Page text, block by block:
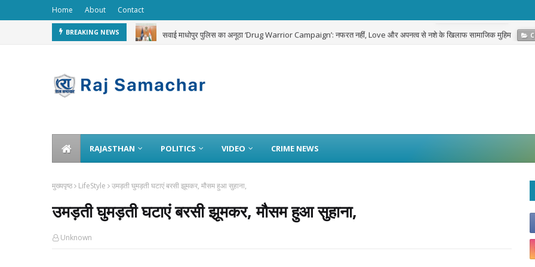
Home About Contact
BREAKING NEWS सवाई माधोपुर पुलिस का अनूठा ‘Drug Warrior Campaign’: नफरत नहीं, Love और अपनत्व से नशे के खिलाफ सामाजिक मुहिम
RAJASTHAN POLITICS VIDEO CRIME NEWS
मुख्यपृष्ठ LifeStyle उमड़ती घुमड़ती घटाएं बरसी झूमकर, मौसम हुआ सुहाना,
उमड़ती घुमड़ती घटाएं बरसी झूमकर, मौसम हुआ सुहाना,
Unknown